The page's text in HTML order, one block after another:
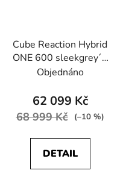
Cube Reaction Hybrid
ONE 600 sleekgrey´n
´prism
Objednáno
62 099 Kč
68 999 Kč (–10 %)
DETAIL